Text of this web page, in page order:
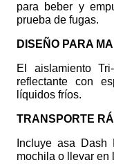
para beber y
prueba de fugas.
DISEÑO PARA
El aislamiento
reflectante con
líquidos fríos.
TRANSPORTE
Incluye asa
mochila o llevar en